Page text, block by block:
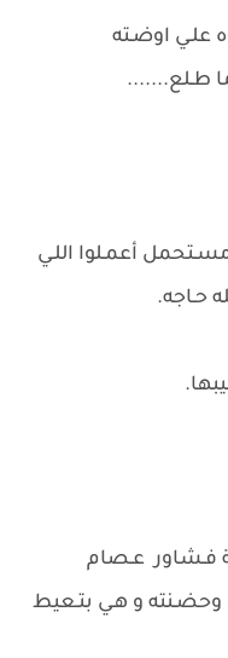
علـي اوضـته
طـلع.......
أعمـلوا اللـي
حـاجه.
فـشاور عـصام
وحضـنته و هـي بتـعيط